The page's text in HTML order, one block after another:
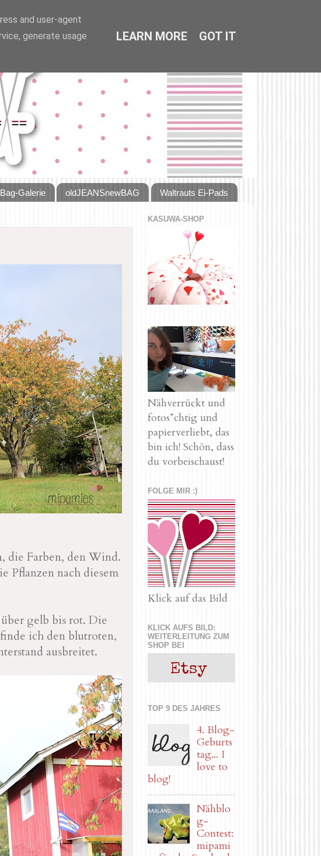
Galerie oldJEANSnewBAG Waltrauts Ei-Pads
die Farben, den Wind.
Pflanzen nach diesem
gelb bis rot. Die
ich den blutroten,
ausbreitet.
KASUWA-SHOP
Nähverrückt und
fotos*chtig und
papierverliebt, das
bin ich! Schön, dass
du vorbeischaust!
FOLGE MIR :)
Klick auf das Bild
KLICK AUFS BILD:
WEITERLEITUNG ZUM
SHOP BEI
TOP 9 DES JAHRES
4. Blog-
Geburts
tag... I
love to
blog!
Nähblo
g-
Contest:
mipami
and user-agent
generate usage
LEARN MORE GOT IT